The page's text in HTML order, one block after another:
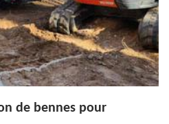
de bennes pour